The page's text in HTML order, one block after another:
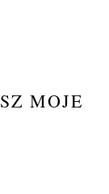
MOJE